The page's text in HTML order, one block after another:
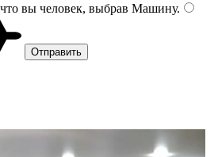
вы человек, выбрав Машину.